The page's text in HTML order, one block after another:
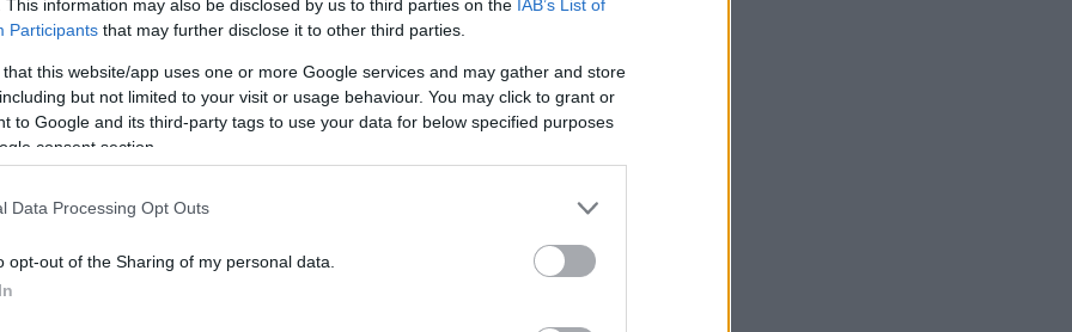
This information may also be disclosed by us to third parties on the IAB’s List of
Participants that may further disclose it to other third parties.
that this website/app uses one or more Google services and may gather and store
but not limited to your visit or usage behaviour. You may click to grant or
to Google and its third-party tags to use your data for below specified purposes
consent section.
Data Processing Opt Outs
opt-out of the Sharing of my personal data.